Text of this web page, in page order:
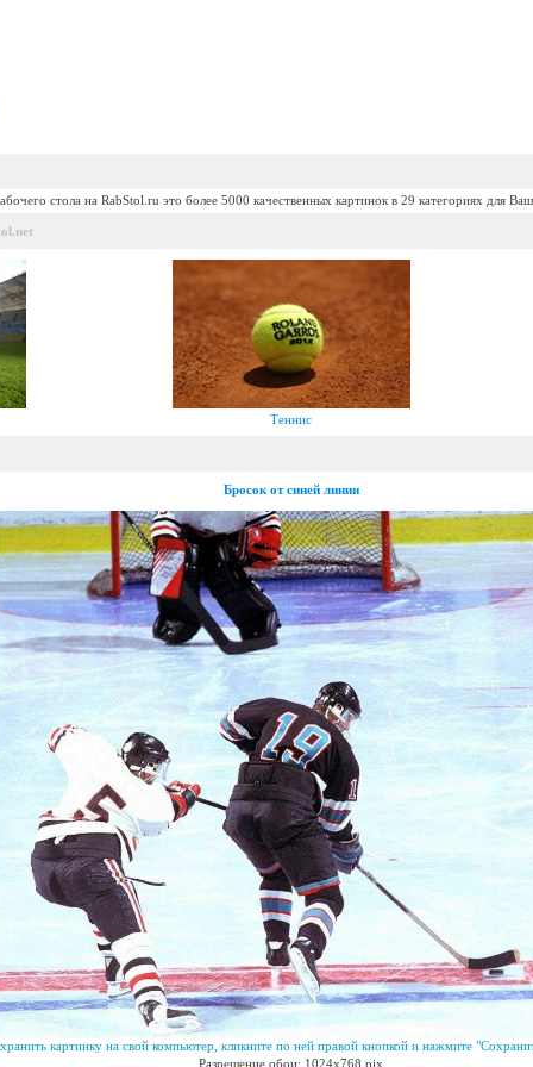
стола на RabStol.ru это более 5000 качественных картинок в 29 категориях для
Теннис
Бросок от синей линии
картинку на свой компьютер, кликните по ней правой кнопкой и нажмите
Разрешение обои: 1024x768 pix